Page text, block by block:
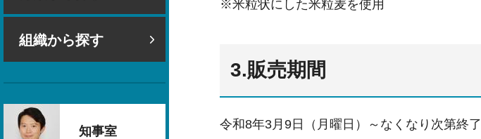
組織から探す
知事室
※米粒状にした米粒麦を使用
3.販売期間
令和8年3月9日（月曜日）～なくなり次第終了